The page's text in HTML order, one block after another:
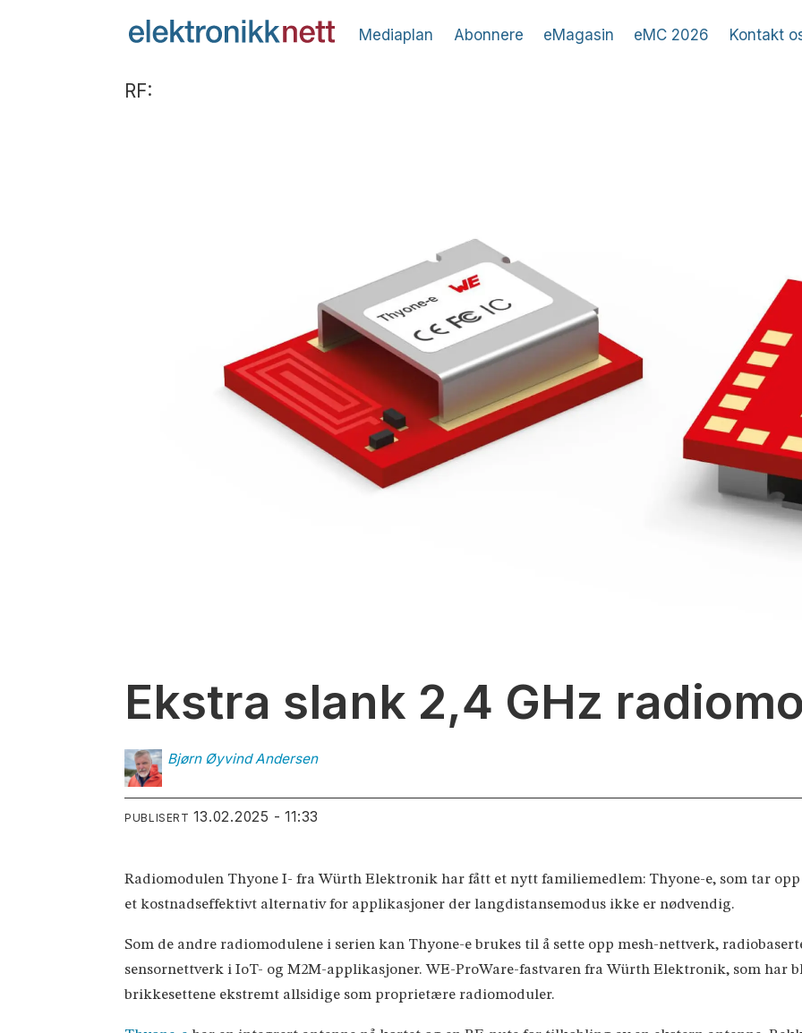
Mediaplan Abonnere eMagasin eMC 2026 Kontakt
RF:
Ekstra slank 2,4 GHz
Bjørn Øyvind Andersen
PUBLISERT 13.02.2025 - 11:33
Radiomodulen Thyone I- fra Würth Elektronik har fått et nytt familiemedlem: Thyone-e, som tar
et kostnadseffektivt alternativ for applikasjoner der langdistansemodus ikke er nødvendig.
Som de andre radiomodulene i serien kan Thyone-e brukes til å sette opp mesh-nettverk,
sensornettverk i IoT- og M2M-applikasjoner. WE-ProWare-fastvaren fra Würth Elektronik, som har
brikkesettene ekstremt allsidige som proprietære radiomoduler.